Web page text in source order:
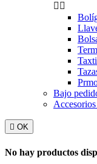
 
Bajo
 OK
No hay productos